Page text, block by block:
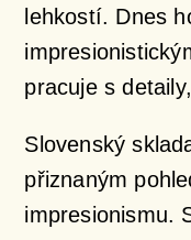
lehkostí. Dnes
pracuje s
Slovenský
přiznaným
impresionismu.